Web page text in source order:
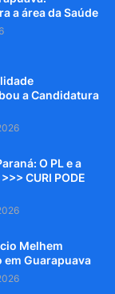
a área da Saúde
a Candidatura
O PL e a
CURI PODE
Melhem
em Guarapuava